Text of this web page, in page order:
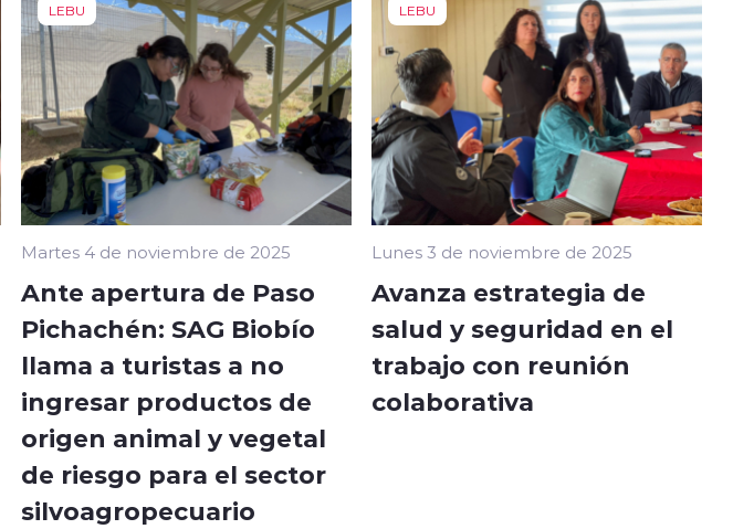
LEBU
Martes 4 de noviembre de 2025
Ante apertura de Paso
Pichachén: SAG Biobío
llama a turistas a no
ingresar productos de
origen animal y vegetal
de riesgo para el sector
silvoagropecuario
LEBU
Lunes 3 de noviembre de 2025
Avanza estrategia de
salud y seguridad en el
trabajo con reunión
colaborativa